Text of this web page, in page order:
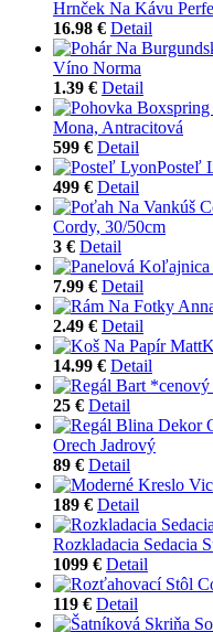
Hrnček Na Kávu
16.98 € Detail
Víno Norma
1.39 € Detail
Mona, Antracitová
599 € Detail
Posteľ
499 € Detail
Cordy, 30/50cm
3 € Detail
7.99 € Detail
2.49 € Detail
14.99 € Detail
25 € Detail
Orech Jadrový
89 € Detail
189 € Detail
Rozkladacia Sedacia
1099 € Detail
119 € Detail